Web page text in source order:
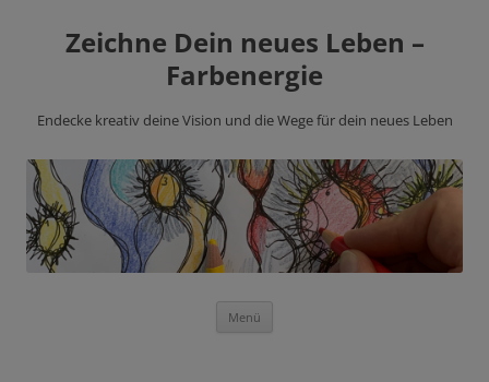
Zeichne Dein neues Leben –
Farbenergie
Endecke kreativ deine Vision und die Wege für dein neues Leben
Menü